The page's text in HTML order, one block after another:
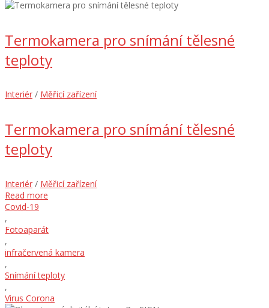
Termokamera pro snímání tělesné
teploty
Interiér / Měřicí zařízení
Termokamera pro snímání tělesné
teploty
Interiér / Měřicí zařízení
Read more
Covid-19
,
Fotoaparát
,
infračervená kamera
,
Snímání teploty
,
Virus Corona